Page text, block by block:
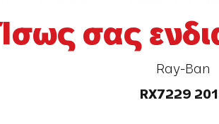
Ίσως σας
Ray-Ban
RX7229